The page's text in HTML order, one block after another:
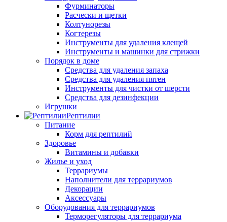
Фурминаторы
Расчески и щетки
Колтунорезы
Когтерезы
Инструменты для удаления клещей
Инструменты и машинки для стрижки
Порядок в доме
Средства для удаления запаха
Средства для удаления пятен
Инструменты для чистки от шерсти
Средства для дезинфекции
Игрушки
Рептилии
Питание
Корм для рептилий
Здоровье
Витамины и добавки
Жилье и уход
Террариумы
Наполнители для террариумов
Декорации
Аксессуары
Оборудования для террариумов
Терморегуляторы для террариума